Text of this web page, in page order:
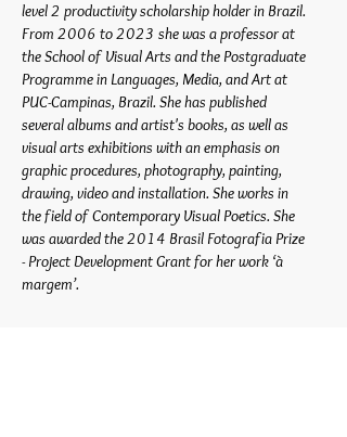
level 2 productivity scholarship holder in Brazil.
From 2006 to 2023 she was a professor at
the School of Visual Arts and the Postgraduate
Programme in Languages, Media, and Art at
PUC-Campinas, Brazil. She has published
several albums and artist's books, as well as
visual arts exhibitions with an emphasis on
graphic procedures, photography, painting,
drawing, video and installation. She works in
the field of Contemporary Visual Poetics. She
was awarded the 2014 Brasil Fotografia Prize
- Project Development Grant for her work ‘à
margem’.